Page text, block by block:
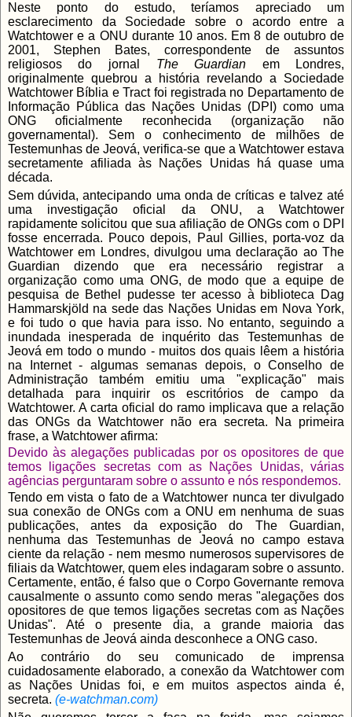
Neste ponto do estudo, teríamos apreciado um
esclarecimento da Sociedade sobre o acordo entre a
Watchtower e a ONU durante 10 anos. Em 8 de outubro de
2001, Stephen Bates, correspondente de assuntos
religiosos do jornal The Guardian em Londres,
originalmente quebrou a história revelando a Sociedade
Watchtower Bíblia e Tract foi registrada no Departamento de
Informação Pública das Nações Unidas (DPI) como uma
ONG oficialmente reconhecida (organização não
governamental). Sem o conhecimento de milhões de
Testemunhas de Jeová, verifica-se que a Watchtower estava
secretamente afiliada às Nações Unidas há quase uma
década.
Sem dúvida, antecipando uma onda de críticas e talvez até
uma investigação oficial da ONU, a Watchtower
rapidamente solicitou que sua afiliação de ONGs com o DPI
fosse encerrada. Pouco depois, Paul Gillies, porta-voz da
Watchtower em Londres, divulgou uma declaração ao The
Guardian dizendo que era necessário registrar a
organização como uma ONG, de modo que a equipe de
pesquisa de Bethel pudesse ter acesso à biblioteca Dag
Hammarskjöld na sede das Nações Unidas em Nova York,
e foi tudo o que havia para isso. No entanto, seguindo a
inundada inesperada de inquérito das Testemunhas de
Jeová em todo o mundo - muitos dos quais lêem a história
na Internet - algumas semanas depois, o Conselho de
Administração também emitiu uma "explicação" mais
detalhada para inquirir os escritórios de campo da
Watchtower. A carta oficial do ramo implicava que a relação
das ONGs da Watchtower não era secreta. Na primeira
frase, a Watchtower afirma:
Devido às alegações publicadas por os opositores de que
temos ligações secretas com as Nações Unidas, várias
agências perguntaram sobre o assunto e nós respondemos.
Tendo em vista o fato de a Watchtower nunca ter divulgado
sua conexão de ONGs com a ONU em nenhuma de suas
publicações, antes da exposição do The Guardian,
nenhuma das Testemunhas de Jeová no campo estava
ciente da relação - nem mesmo numerosos supervisores de
filiais da Watchtower, quem eles indagaram sobre o assunto.
Certamente, então, é falso que o Corpo Governante remova
causalmente o assunto como sendo meras "alegações dos
opositores de que temos ligações secretas com as Nações
Unidas". Até o presente dia, a grande maioria das
Testemunhas de Jeová ainda desconhece a ONG caso.
Ao contrário do seu comunicado de imprensa
cuidadosamente elaborado, a conexão da Watchtower com
as Nações Unidas foi, e em muitos aspectos ainda é,
secreta. (e-watchman.com)